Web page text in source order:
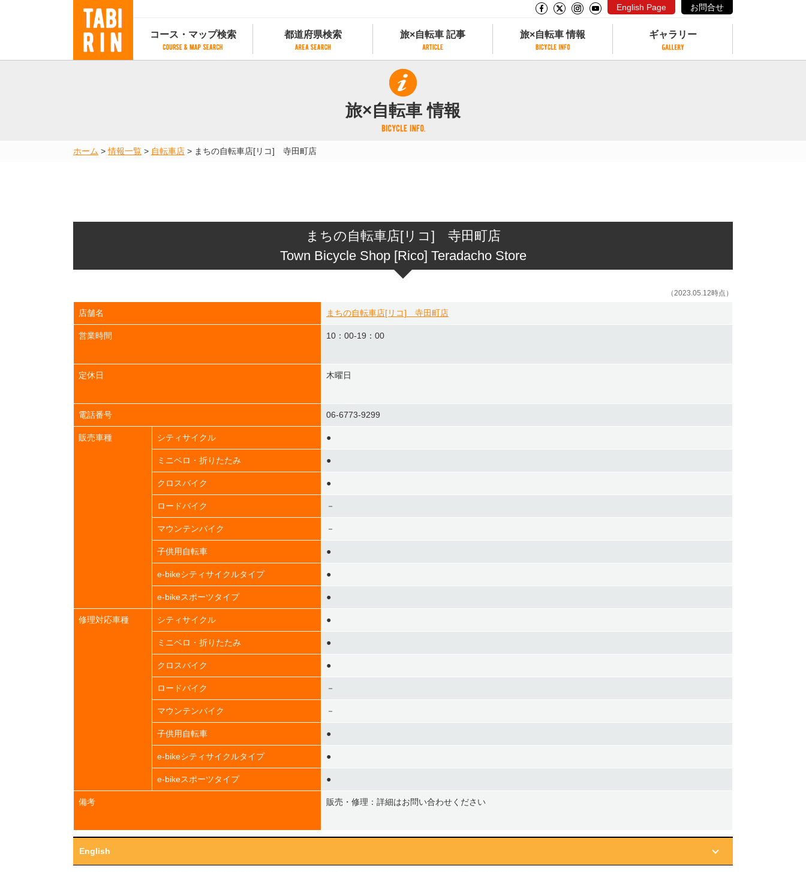
English Page お問合せ
コース・マップ検索
地図から検索
都道府県検索
都道府県別サイクリング情報
都道府県アクセスランキング
旅×自転車 記事
旅×自転車 記事
記事一覧
カテゴリから探す
旅×自転車 情報
サイクリストにやさしい宿
サイクルトレイン
タンデム自転車があるレンタサイクル
レンタサイクルがある道の駅
ギャラリー
旅×自転車 情報
ホーム >情報一覧 > 自転車店 > まちの自転車店[リコ] 寺田町店
まちの自転車店[リコ] 寺田町店
Town Bicycle Shop [Rico] Teradacho Store
（2023.05.12時点）
店舗名 まちの自転車店[リコ] 寺田町店
営業時間 10：00-19：00
定休日 木曜日
電話番号 06-6773-9299
販売車種 シティサイクル ●
ミニベロ・折りたたみ ●
クロスバイク ●
ロードバイク －
マウンテンバイク －
子供用自転車 ●
e-bikeシティサイクルタイプ ●
e-bikeスポーツタイプ ●
修理対応車種 シティサイクル ●
ミニベロ・折りたたみ ●
クロスバイク ●
ロードバイク －
マウンテンバイク －
子供用自転車 ●
e-bikeシティサイクルタイプ ●
e-bikeスポーツタイプ ●
備考 販売・修理：詳細はお問い合わせください
English